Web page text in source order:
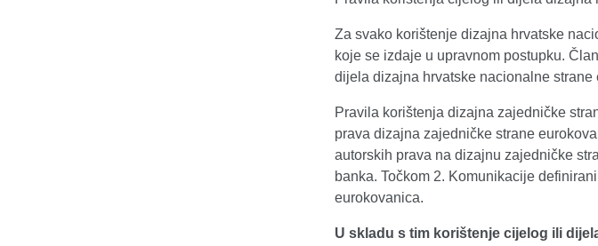
Za svako korištenje dizajna hrvatske
koje se izdaje u upravnom postupku.
dijela dizajna hrvatske nacionalne
Pravila korištenja dizajna zajedničke
prava dizajna zajedničke strane
autorskih prava na dizajnu zajedničke
banka. Točkom 2. Komunikacije
eurokovanica.
U skladu s tim korištenje cijelog ili